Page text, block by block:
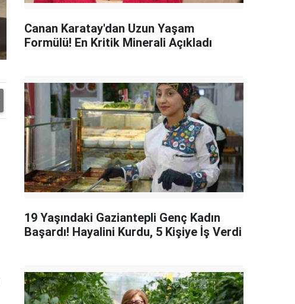
Canan Karatay'dan Uzun Yaşam
Formülü! En Kritik Minerali Açıkladı
19 Yaşındaki Gaziantepli Genç Kadın
Başardı! Hayalini Kurdu, 5 Kişiye İş Verdi